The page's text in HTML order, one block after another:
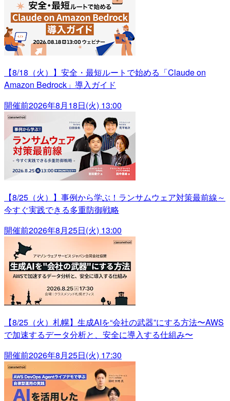
【8/18（火）】安全・最短ルートで始める「Claude on
Amazon Bedrock」導入ガイド
開催前2026年8月18日(火) 13:00
【8/25（火）】事例から学ぶ！ランサムウェア対策最前線～
今すぐ実践できる多重防御戦略
開催前2026年8月25日(火) 13:00
【8/25（火）札幌】生成AIを“会社の武器”にする方法〜AWS
で加速するデータ分析と、安全に導入する仕組み〜
開催前2026年8月25日(火) 17:30